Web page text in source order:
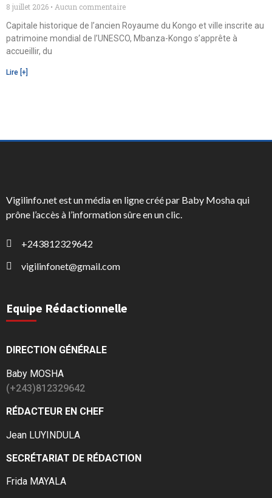
8 juillet 2026
Aucun commentaire
Capitale historique de l’ancien Royaume du Kongo et ville inscrite au
patrimoine mondial de l’UNESCO, Mbanza-Kongo s’apprête à
accueillir, du
Lire [+]
Vigilinfo.net est un média en ligne créé par Baby Mosha qui
prône l’accès à l’information sûre en un clic.
+243812329642
vigilinfonet@gmail.com
Equipe Rédactionnelle
DIRECTION GÉNÉRALE
Baby MOSHA
(+243)812329642
RÉDACTEUR EN CHEF
Jean LUYINDULA
SECRÉTARIAT DE RÉDACTION
Frida MAYALA